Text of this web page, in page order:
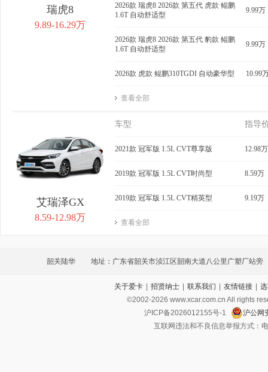
瑞虎8
9.89-16.29万
2026款 瑞虎8 2026款 第五代 虎款 鲲鹏
1.6T 自动舒适型
9.99万
2026款 瑞虎8 2026款 第五代 豹款 鲲鹏
1.6T 自动舒适型
9.99万
2026款 虎款 鲲鹏310TGDI 自动豪华型 10.99
查看全部
艾瑞泽GX
8.59-12.98万
车型 指导
2021款 冠军版 1.5L CVT尊享版 12.98万
2019款 冠军版 1.5L CVT时尚型 8.59万
2019款 冠军版 1.5L CVT精英型 9.19万
查看全部
韶关陆华 地址：广东省韶关市浈江区韶南大道八公里广塑厂站旁
关于爱卡 | 招贤纳士 | 联系我们 | 友情链接 |
©2002-2026 www.xcar.com.cn All rights
沪ICP备2026012155号-1
沪公网
互联网违法和不良信息举报方式：